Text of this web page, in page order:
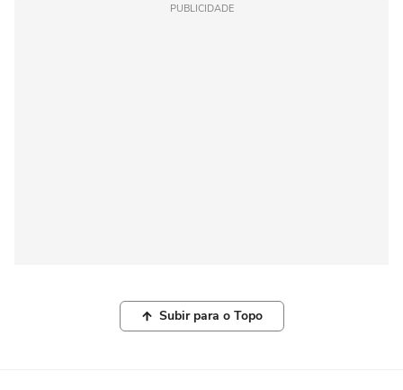
PUBLICIDADE
Subir para o Topo